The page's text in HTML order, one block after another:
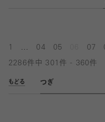
04 05 07
2286件中 301件 - 360件
もどる つぎ